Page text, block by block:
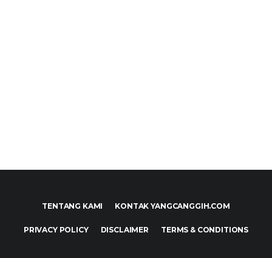
TENTANG KAMI KONTAK YANGCANGGIH.COM
PRIVACY POLICY DISCLAIMER TERMS & CONDITIONS